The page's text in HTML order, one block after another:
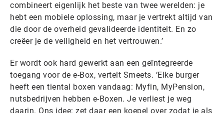
combineert eigenlijk het beste van twee werelden: je
hebt een mobiele oplossing, maar je vertrekt altijd van
die door de overheid gevalideerde identiteit. En zo
creëer je de veiligheid en het vertrouwen.’
Er wordt ook hard gewerkt aan een geïntegreerde
toegang voor de e-Box, vertelt Smeets. ‘Elke burger
heeft een tiental boxen vandaag: Myfin, MyPension,
nutsbedrijven hebben e-Boxen. Je verliest je weg
daarin. Ons idee: zet daar een koepel over zodat je als